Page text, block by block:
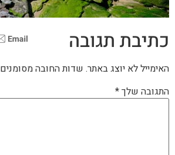
כתיבת תגובה
האימייל לא יוצג באתר. שדות החובה מסומנים
התגובה שלך*